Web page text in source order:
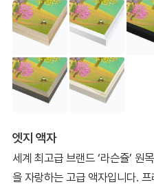
엣지 액자
세계 최고급 브랜드 ‘라슨쥴’ 원
을 자랑하는 고급 액자입니다.